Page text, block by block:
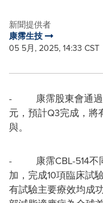
新聞提供者
康霈生技
05 5月, 2025, 14:33 CST
- 康霈股東會通過
元，預計Q3完成，將
與。
- 康霈CBL-514不同
加，完成10項臨床試
有試驗主要療效均成